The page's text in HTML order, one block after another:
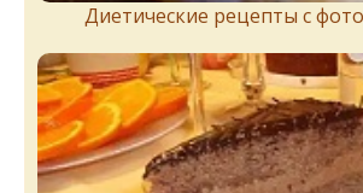
Диетические рецепты с